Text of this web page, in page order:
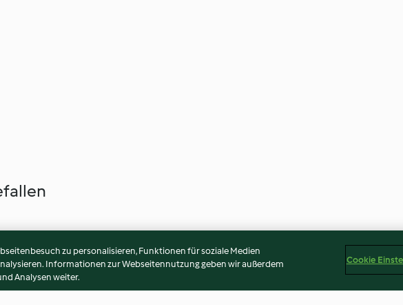
zu personalisieren, Funktionen für soziale Medien
Informationen zur Webseitennutzung geben wir außerdem
Analysen weiter.
Cookie